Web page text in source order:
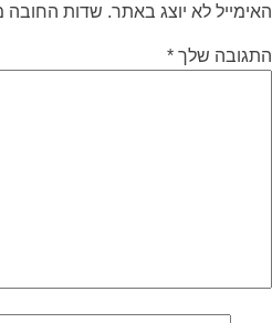
האימייל לא יוצג באתר. שדות החובה
התגובה שלך *